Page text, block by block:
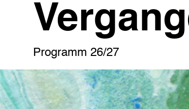
Programm 26/27